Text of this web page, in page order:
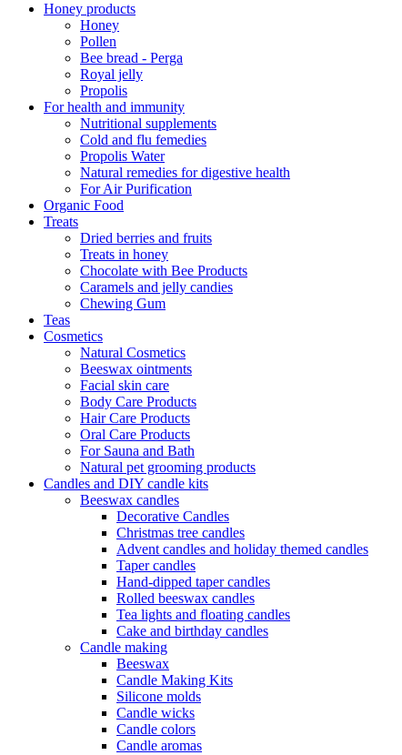
Honey products
Honey
Pollen
Bee bread - Perga
Royal jelly
Propolis
For health and immunity
Nutritional supplements
Cold and flu femedies
Propolis Water
Natural remedies for digestive health
For Air Purification
Organic Food
Treats
Dried berries and fruits
Treats in honey
Chocolate with Bee Products
Caramels and jelly candies
Chewing Gum
Teas
Cosmetics
Natural Cosmetics
Beeswax ointments
Facial skin care
Body Care Products
Hair Care Products
Oral Care Products
For Sauna and Bath
Natural pet grooming products
Candles and DIY candle kits
Beeswax candles
Decorative Candles
Christmas tree candles
Advent candles and holiday themed candles
Taper candles
Hand-dipped taper candles
Rolled beeswax candles
Tea lights and floating candles
Cake and birthday candles
Candle making
Beeswax
Candle Making Kits
Silicone molds
Candle wicks
Candle colors
Candle aromas